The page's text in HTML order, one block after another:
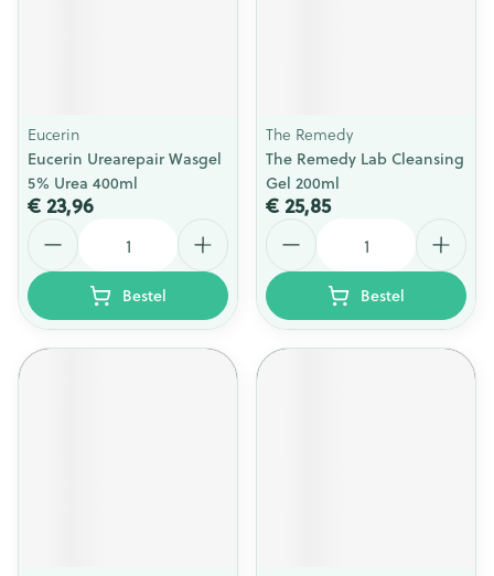
Eucerin
Eucerin Urearepair Wasgel
5% Urea 400ml
€ 23,96
Bestel
The Remedy
The Remedy Lab Cleansing
Gel 200ml
€ 25,85
Aantal
Bestel